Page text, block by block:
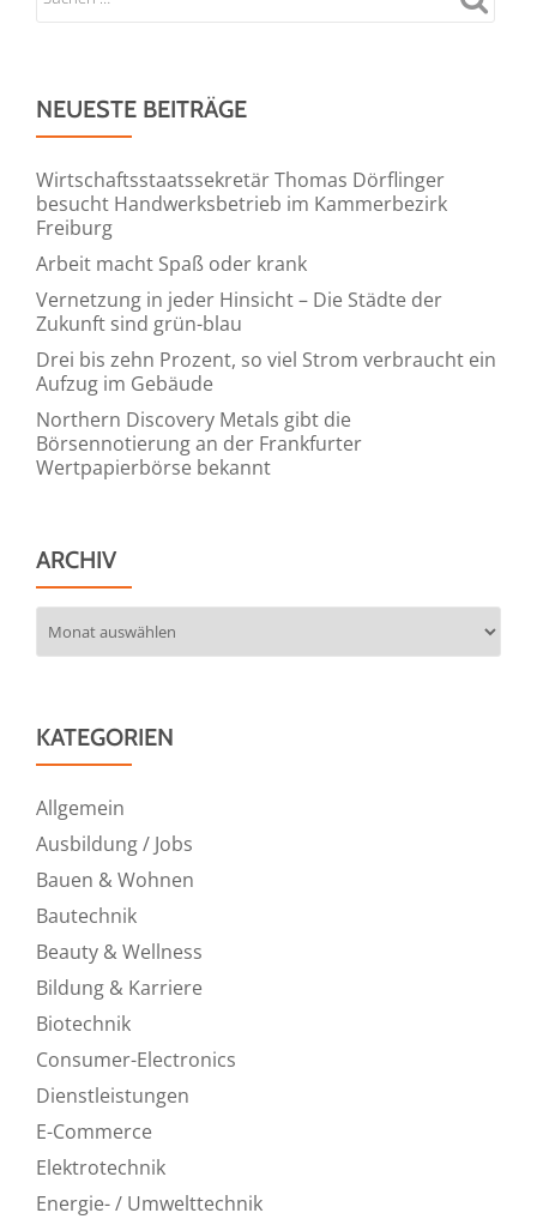
1000
NEUESTE BEITRÄGE
Wirtschaftsstaatssekretär Thomas Dörflinger
besucht Handwerksbetrieb im Kammerbezirk
Freiburg
Arbeit macht Spaß oder krank
Vernetzung in jeder Hinsicht – Die Städte der
Zukunft sind grün-blau
Drei bis zehn Prozent, so viel Strom verbraucht ein
Aufzug im Gebäude
Northern Discovery Metals gibt die
Börsennotierung an der Frankfurter
Wertpapierbörse bekannt
ARCHIV
KATEGORIEN
Allgemein
Ausbildung / Jobs
Bauen & Wohnen
Bautechnik
Beauty & Wellness
Bildung & Karriere
Biotechnik
Consumer-Electronics
Dienstleistungen
E-Commerce
Elektrotechnik
Energie- / Umwelttechnik